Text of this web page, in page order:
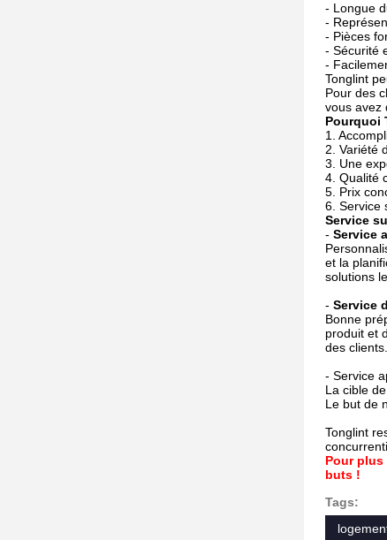
- Longue
-
- Pièces
- Sécurité
-
Tonglint
Pour des
vous avez
Pourquoi
1.
2. Variété
3. Une
4. Qualité
5. Prix
6. Service
Service
- Service
et la
solutions
- Service
Bonne
produit et
des clients.
- Service
La cible
Le but de
Tonglint
Pour
buts !
Tags: